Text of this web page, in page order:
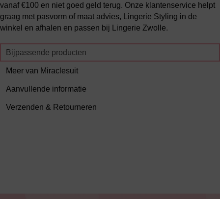
vanaf €100 en niet goed geld terug. Onze klantenservice helpt
graag met pasvorm of maat advies, Lingerie Styling in de
winkel en afhalen en passen bij Lingerie Zwolle.
Bijpassende producten
Meer van Miraclesuit
Aanvullende informatie
Verzenden & Retourneren